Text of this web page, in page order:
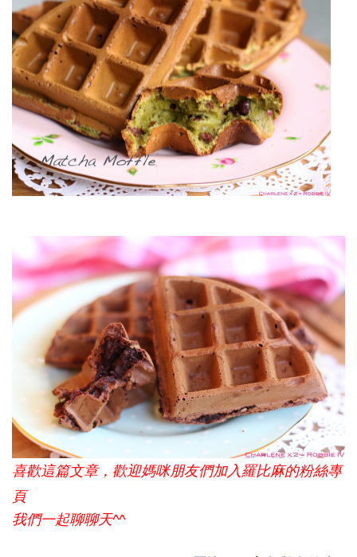
喜歡這篇文章，歡迎媽咪朋友們加入羅比麻的粉絲專
頁
我們一起聊聊天^^